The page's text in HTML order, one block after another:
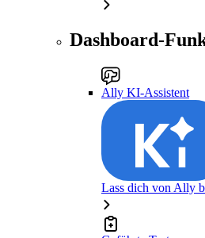
Dashboard-
Ally KI-Assistent
Lass dich von Ally